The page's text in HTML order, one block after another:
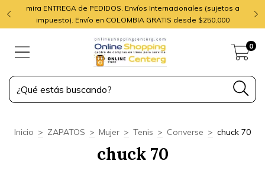
mira ENTREGA de PEDIDOS. Envíos Internacionales (sujetos a
impuesto). Envío en COLOMBIA GRATIS desde $250,000
0
Inicio > ZAPATOS > Mujer > Tenis > Converse > chuck 70
chuck 70